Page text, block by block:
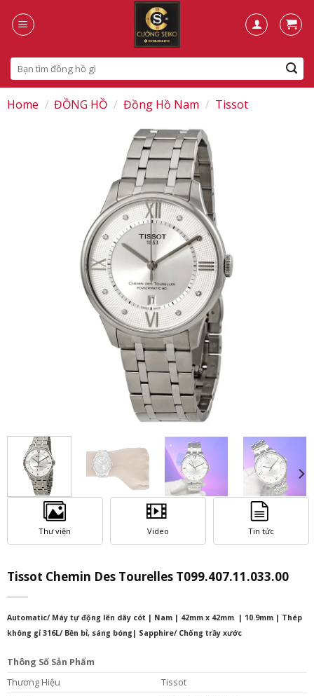
Search
for:
Home / ĐỒNG HỒ / Đồng Hồ Nam / Tissot
Thư viện Video Tin tức
Tissot Chemin Des Tourelles T099.407.11.033.00
Automatic/ Máy tự động lên dây cót | Nam | 42mm x 42mm | 10.9mm | Thép
không gỉ 316L/ Bền bỉ, sáng bóng| Sapphire/ Chống trầy xước
Thông Số Sản Phẩm
Thương Hiệu
Tissot